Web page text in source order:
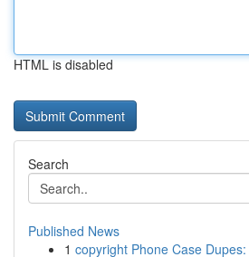
HTML is disabled
Search
Published News
1 copyright Phone Case